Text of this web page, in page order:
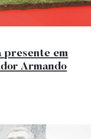
presente em
Armando